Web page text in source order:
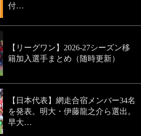
付…
【リーグワン】2026-27シーズン移
籍加入選手まとめ（随時更新）
【日本代表】網走合宿メンバー34名
を発表。明大・伊藤龍之介ら選出。
早大…